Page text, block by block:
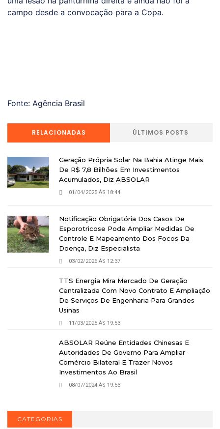
campo desde a convocação para a Copa.
Fonte: Agência Brasil
RELACIONADAS ÚLTIMOS POSTS
Geração Própria Solar Na Bahia Atinge Mais
De R$ 7,8 Bilhões Em Investimentos
Acumulados, Diz ABSOLAR
01/04/2025 ÁS 18:44
Notificação Obrigatória Dos Casos De
Esporotricose Pode Ampliar Medidas De
Controle E Mapeamento Dos Focos Da
Doença, Diz Especialista
03/02/2026 ÁS 12:37
TTS Energia Mira Mercado De Geração
Centralizada Com Novo Contrato E Ampliação
De Serviços De Engenharia Para Grandes
Usinas
11/03/2025 ÁS 19:53
ABSOLAR Reúne Entidades Chinesas E
Autoridades De Governo Para Ampliar
Comércio Bilateral E Trazer Novos
Investimentos Ao Brasil
08/07/2024 ÁS 19:53
CATEGORIAS